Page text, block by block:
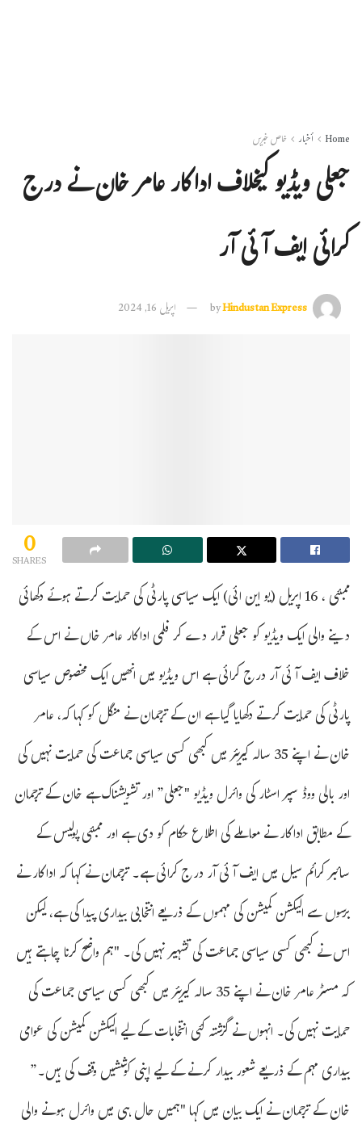
Home أخبار خاص خبریں
جعلی ویڈیو کیخلاف اداکار عامر خان نے درج
کرائی ایف آئی آر
byHindustan Express اپریل 16, 2024
0
SHARES
ممبئی ، 16 اپریل (یو این ائی) ایک سیاسی پارٹی کی حمایت کرتے ہوئے دکھائی
دینے والی ایک ویڈیو کو جعلی قرار دے کر فلمی اداکار عامر خاں نے اس کے
خلاف ایف آئی آر درج کرائی ہے اس ویڈیو میں انھیں ایک مخصوص سیاسی
پارٹی کی حمایت کرتے دکھایا گیا ہے ان کے ترجمان نے منگل کو کہا کہ، عامر
خان نے اپنے 35 سالہ کیریئر میں کبھی کسی سیاسی جماعت کی حمایت نہیں کی
اور بالی ووڈ سپر اسٹار کی وائرل ویڈیو "جعلی” اور تشویشناک ہے خان کے ترجمان
کے مطابق اداکار نے معاملے کی اطلاع حکام کو دی ہے اور ممبئی پولیس کے
سائبر کرائم سیل میں ایف آئی آر درج کرائی ہے۔ ترجمان نے کہا کہ اداکار نے
برسوں سے الیکشن کمیشن کی مہموں کے ذریعے انتخابی بیداری پیدا کی ہے، لیکن
اس نے کبھی کسی سیاسی جماعت کی تشہیر نہیں کی۔ "ہم واضح کرنا چاہتے ہیں
کہ مسٹر عامر خان نے اپنے 35 سالہ کیریئر میں کبھی کسی سیاسی جماعت کی
حمایت نہیں کی۔ انہوں نے گزشتہ کئی انتخابات کے لیے الیکشن کمیشن کی عوامی
بیداری مہم کے ذریعے شعور بیدار کرنے کے لیے اپنی کوششیں وقف کی ہیں۔”
خان کے ترجمان نے ایک بیان میں کہا "ہمیں حال ہی میں وائرل ہونے والی